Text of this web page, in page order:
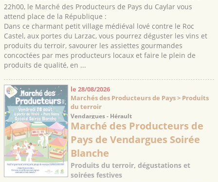
22h00, le Marché des Producteurs de Pays du Caylar vous
attend place de la République :
Dans ce charmant petit village médiéval lové contre le Roc
Castel, aux portes du Larzac, vous pourrez déguster les vins et
produits du terroir, savourer les assiettes gourmandes
concoctées par mes producteurs locaux et faire le plein de
produits de qualité, en ...
le 28/08/2026
Marchés des Producteurs de Pays > Produits
du terroir
Vendargues - Hérault
Marché des Producteurs de
Pays de Vendargues Soirée
Blanche
Produits du terroir, dégustations et
soirées festives